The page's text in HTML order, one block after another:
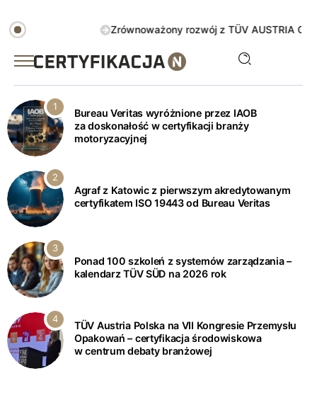
Zrównoważony rozwój z TÜV AUSTRIA Green
Bureau Veritas wyróżnione przez IAOB
za doskonałość w certyfikacji branży
motoryzacyjnej
Agraf z Katowic z pierwszym akredytowanym
certyfikatem ISO 19443 od Bureau Veritas
Ponad 100 szkoleń z systemów zarządzania –
kalendarz TÜV SÜD na 2026 rok
TÜV Austria Polska na VII Kongresie Przemysłu
Opakowań – certyfikacja środowiskowa
w centrum debaty branżowej